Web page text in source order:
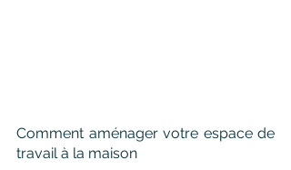
Comment aménager votre espace de
travail à la maison